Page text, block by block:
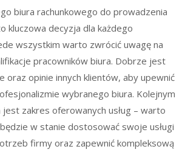
biura rachunkowego do prowadzenia
kluczowa decyzja dla każdego
wszystkim warto zwrócić uwagę na
pracowników biura. Dobrze jest
oraz opinie innych klientów, aby upewnić
wybranego biura. Kolejnym
zakres oferowanych usług – warto
w stanie dostosować swoje usługi
firmy oraz zapewnić kompleksową